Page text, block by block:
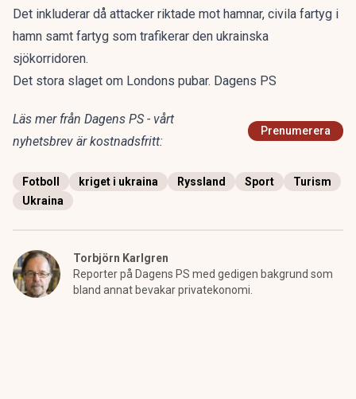
Det inkluderar då attacker riktade mot hamnar, civila fartyg i
hamn samt fartyg som trafikerar den ukrainska
sjökorridoren.
Det stora slaget om Londons pubar. Dagens PS
Läs mer från Dagens PS - vårt
nyhetsbrev är kostnadsfritt:
Prenumerera
Fotboll kriget i ukraina Ryssland Sport
Turism
Ukraina
Torbjörn Karlgren
Reporter på Dagens PS med gedigen bakgrund som
bland annat bevakar privatekonomi.